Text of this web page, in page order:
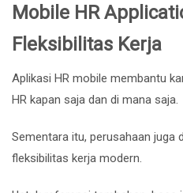
Mobile HR
Fleksibilitas Kerja
Aplikasi HR mobile membantu
HR kapan saja dan di mana saja.
Sementara itu, perusahaan juga
fleksibilitas kerja modern.